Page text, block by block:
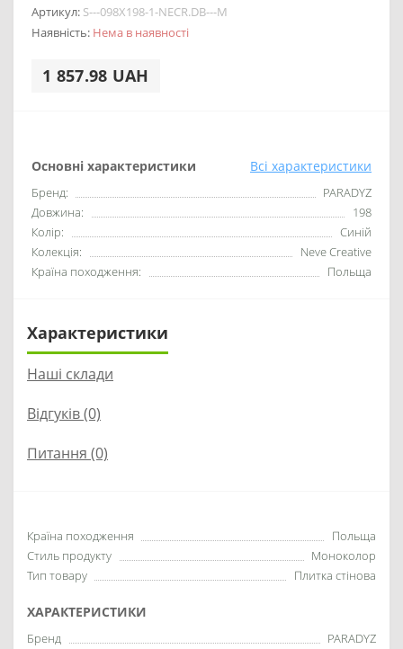
Артикул: S---098X198-1-NECR.DB---M
Наявність: Нема в наявності
1 857.98 UAH
Основні характеристики Всі характеристики
Бренд:
PARADYZ
Довжина:
198
Колір:
Синій
Колекція:
Neve Creative
Країна походження:
Польща
Характеристики
Наші склади
Відгуків (0)
Питання (0)
Країна походження
Польща
Стиль продукту
Моноколор
Тип товару
Плитка стінова
ХАРАКТЕРИСТИКИ
Бренд
PARADYZ